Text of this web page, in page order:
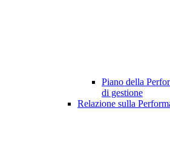
Piano della
di gestione
Relazione sulla